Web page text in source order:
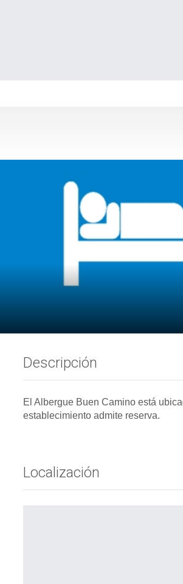
Descripción
El Albergue Buen Camino está
establecimiento admite reserva.
Localización